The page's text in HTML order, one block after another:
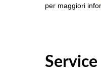
per maggiori